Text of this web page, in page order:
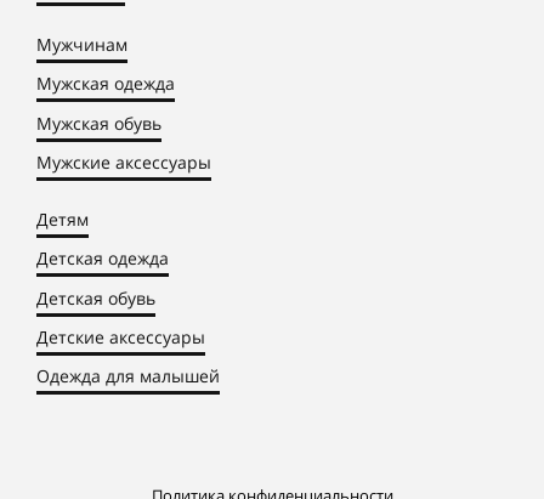
Мужчинам
Мужская одежда
Мужская обувь
Мужские аксессуары
Детям
Детская одежда
Детская обувь
Детские аксессуары
Одежда для малышей